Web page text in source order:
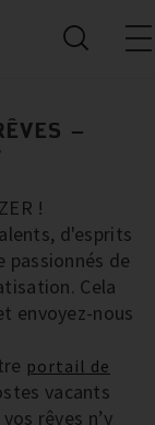
–
!
d'esprits
de
Cela
envoyez-nous
portail de
vacants
rêves n’y